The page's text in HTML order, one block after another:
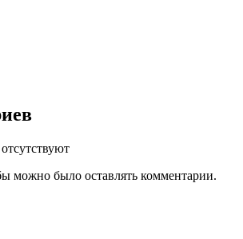
можно было оставлять комментарии.